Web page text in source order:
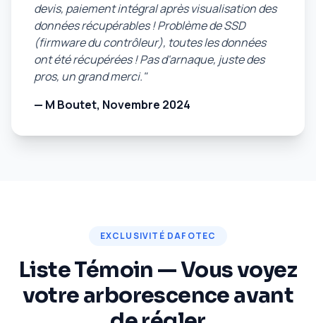
devis, paiement intégral après visualisation des
données récupérables ! Problème de SSD
(firmware du contrôleur), toutes les données
ont été récupérées ! Pas d'arnaque, juste des
pros, un grand merci."
— M Boutet, Novembre 2024
EXCLUSIVITÉ DAFOTEC
Liste Témoin — Vous voyez
votre arborescence avant